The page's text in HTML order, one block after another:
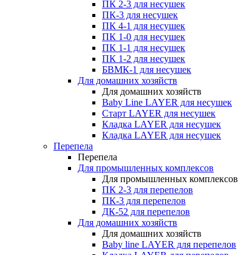
ПК 2-3 для несушек
ПК-3 для несушек
ПК 4-1 для несушек
ПК 1-0 для несушек
ПК 1-1 для несушек
ПК 1-2 для несушек
БВМК-1 для несушек
Для домашних хозяйств
Для домашних хозяйств
Baby Line LAYER для несушек
Старт LAYER для несушек
Кладка LAYER для несушек
Кладка LAYER для несушек
Перепела
Перепела
Для промышленных комплексов
Для промышленных комплексов
ПК 2-3 для перепелов
ПК-3 для перепелов
ДК-52 для перепелов
Для домашних хозяйств
Для домашних хозяйств
Baby line LAYER для перепелов